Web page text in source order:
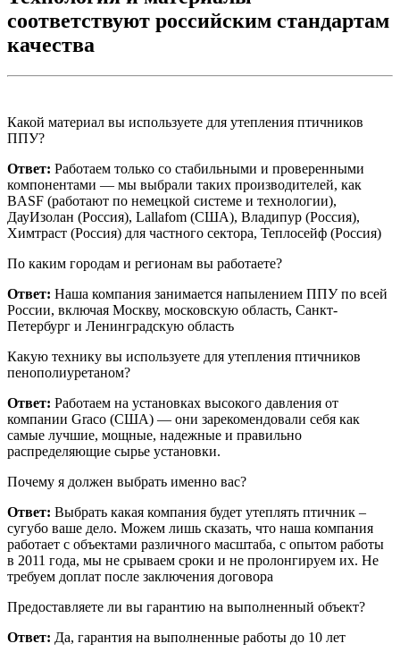
соответствуют российским стандартам
качества
Какой материал вы используете для утепления птичников
ППУ?
Ответ: Работаем только со стабильными и проверенными
компонентами — мы выбрали таких производителей, как
BASF (работают по немецкой системе и технологии),
ДауИзолан (Россия), Lallafom (США), Владипур (Россия),
Химтраст (Россия) для частного сектора, Теплосейф (Россия)
По каким городам и регионам вы работаете?
Ответ: Наша компания занимается напылением ППУ по всей
России, включая Москву, московскую область, Санкт-
Петербург и Ленинградскую область
Какую технику вы используете для утепления птичников
пенополиуретаном?
Ответ: Работаем на установках высокого давления от
компании Graco (США) — они зарекомендовали себя как
самые лучшие, мощные, надежные и правильно
распределяющие сырье установки.
Почему я должен выбрать именно вас?
Ответ: Выбрать какая компания будет утеплять птичник –
сугубо ваше дело. Можем лишь сказать, что наша компания
работает с объектами различного масштаба, с опытом работы
в 2011 года, мы не срываем сроки и не пролонгируем их. Не
требуем доплат после заключения договора
Предоставляете ли вы гарантию на выполненный объект?
Ответ: Да, гарантия на выполненные работы до 10 лет